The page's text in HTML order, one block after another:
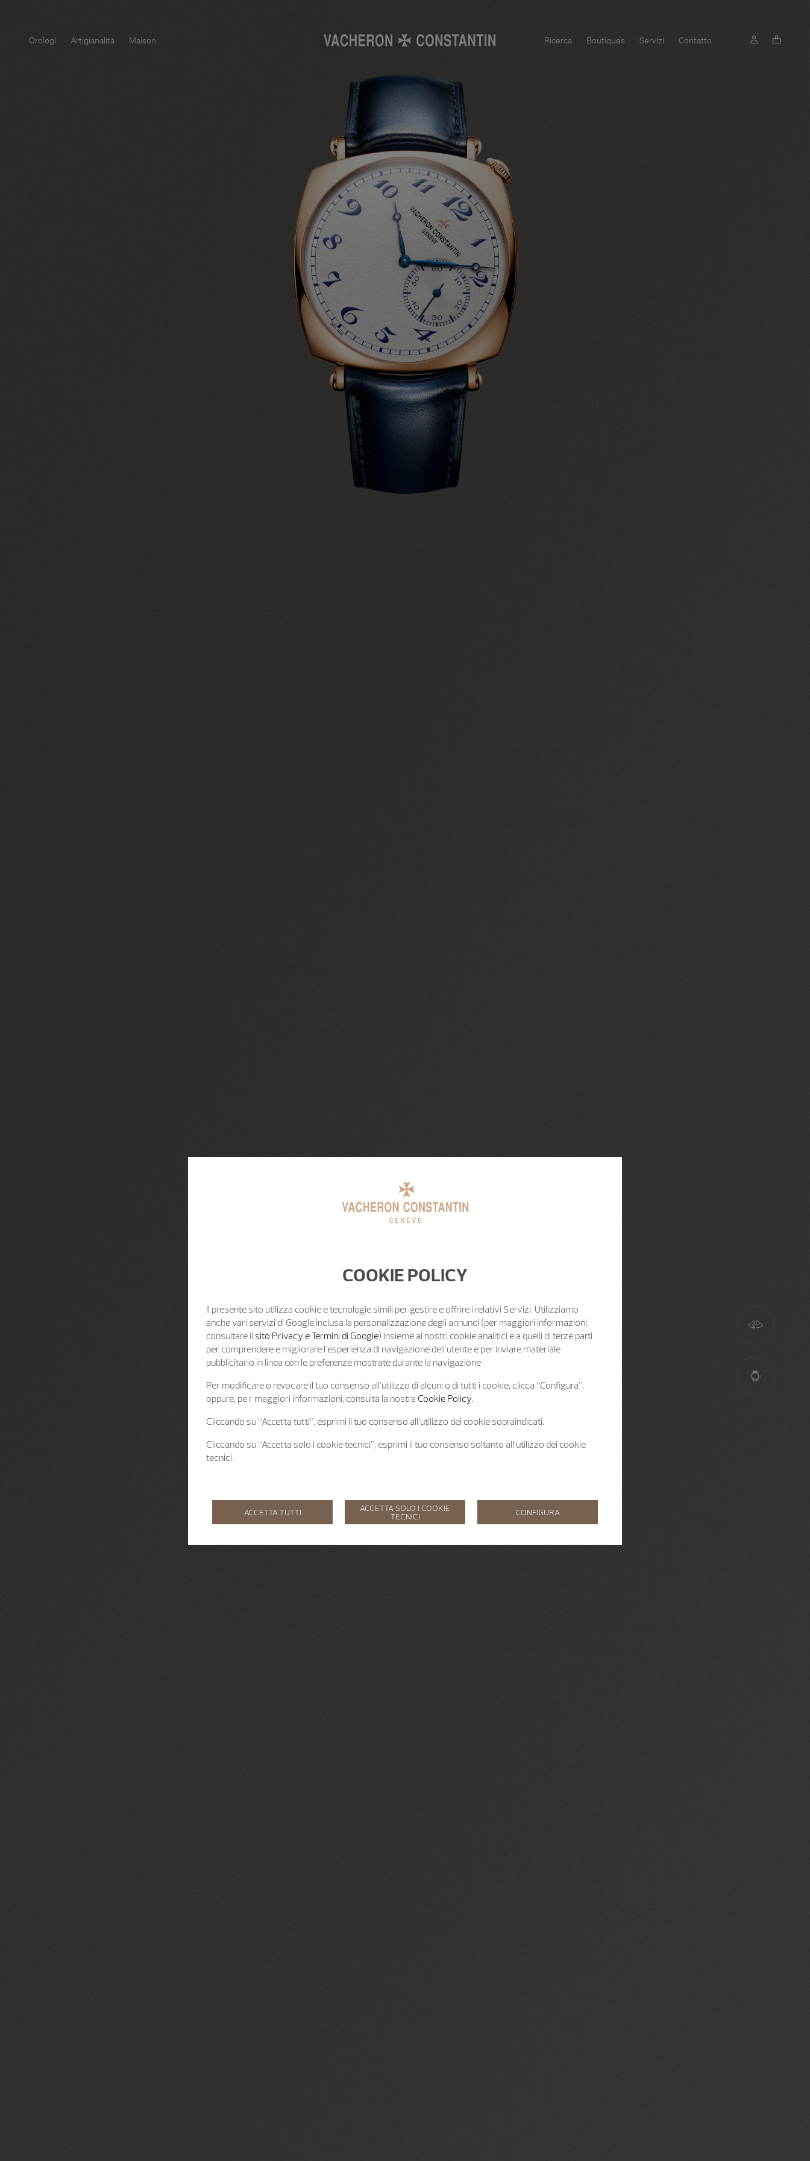
Orologi Artigianalità Maison Ricerca Boutiques Servizi Contatto
COOKIE POLICY
Il presente sito utilizza cookie e tecnologie simili per gestire e offrire i relativi Servizi. Utilizziamo
anche vari servizi di Google inclusa la personalizzazione degli annunci (per maggiori informazioni,
consultare il sito Privacy e Termini di Google) insieme ai nostri cookie analitici e a quelli di terze parti
per comprendere e migliorare l'esperienza di navigazione dell'utente e per inviare materiale
pubblicitario in linea con le preferenze mostrate durante la navigazione
Per modificare o revocare il tuo consenso all’utilizzo di alcuni o di tutti i cookie, clicca “Configura”,
oppure, pe r maggiori informazioni, consulta la nostra Cookie Policy.
Cliccando su “Accetta tutti”, esprimi il tuo consenso all’utilizzo dei cookie sopraindicati.
Cliccando su “Accetta solo i cookie tecnici”, esprimi il tuo consenso soltanto all’utilizzo dei cookie
tecnici.
ACCETTA TUTTI ACCETTA SOLO I COOKIE
TECNICI CONFIGURA